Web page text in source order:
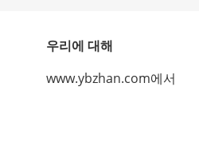
우리에 대해
www.ybzhan.com에서